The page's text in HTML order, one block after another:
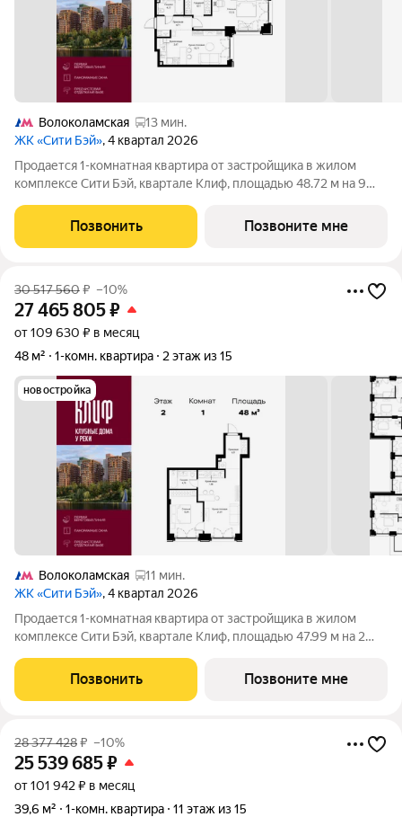
Волоколамская
13 мин.
ЖК «Сити Бэй», 4 квартал 2026
Продается 1-комнатная квартира от застройщика в жилом
комплексе Сити Бэй, квартале Клиф, площадью 48.72 м на 9
пять Клубных домов на первой линии озелененной
набережной Реки Москвы. Со
Позвонить Позвоните мне
30 517 560₽ –10%
27 465 805₽
от 109 630 ₽ в месяц
48 м²
1-комн. квартира 2 этаж из 15
новостройка
Волоколамская
11 мин.
ЖК «Сити Бэй», 4 квартал 2026
Продается 1-комнатная квартира от застройщика в жилом
комплексе Сити Бэй, квартале Клиф, площадью 47.99 м на 2
пять Клубных домов на первой линии озелененной
набережной Реки Москвы. Со
Позвонить Позвоните мне
28 377 428₽ –10%
25 539 685₽
от 101 942 ₽ в месяц
39,6 м²
1-комн. квартира 11 этаж из 15